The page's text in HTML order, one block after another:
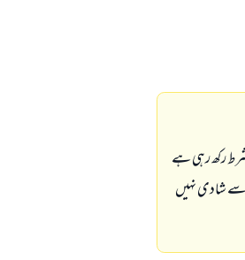
ركھ رہى ہے
سے شادى نہيں